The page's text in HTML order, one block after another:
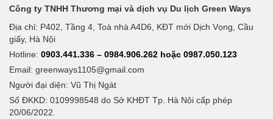
Công ty TNHH Thương mại và dịch vụ Du lịch Green Ways
Địa chỉ: P402, Tầng 4, Toà nhà A4D6, KĐT mới Dịch Vọng, Cầu
giấy, Hà Nội
Hotline: 0903.441.336 – 0984.906.262 hoặc 0987.050.123
Email: greenways1105@gmail.com
Người đại diện: Vũ Thị Ngát
Số ĐKKD: 0109998548 do Sở KHĐT Tp. Hà Nội cấp phép
20/06/2022.